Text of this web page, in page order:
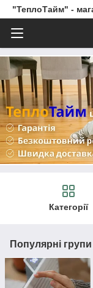
"ТеплоТайм" -
Категорії
Популярні групи